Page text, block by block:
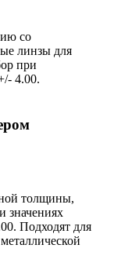
со
линзы для
при
4.00.
толщины,
значениях
Подходят для